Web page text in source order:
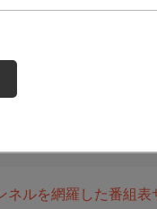
ルを網羅した番組表